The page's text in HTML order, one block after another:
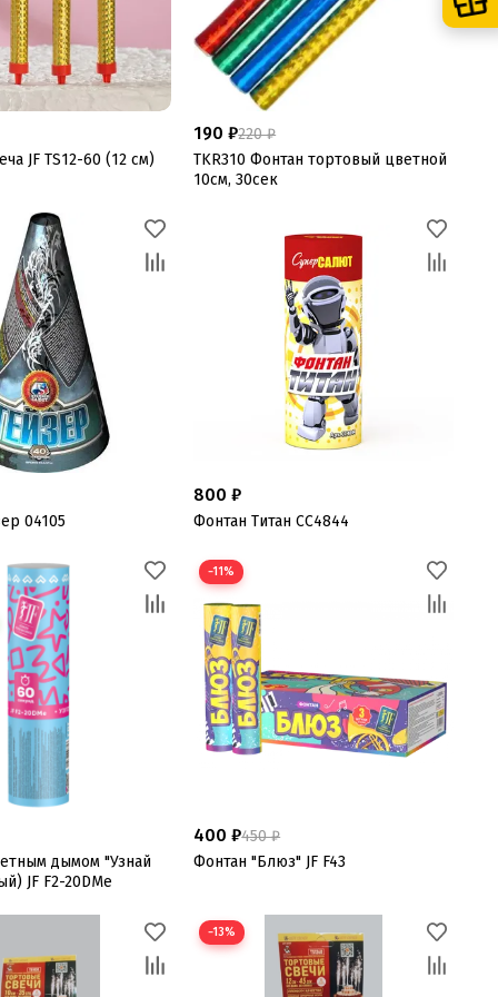
JF TS12-60 (12 см)
190 ₽220 ₽
TKR310 Фонтан тортовый цветной
10см, 30сек
04105
800 ₽
Фонтан Титан СС4844
дымом "Узнай
JF F2-20DMe
−11%
400 ₽450 ₽
Фонтан "Блюз" JF F43
−13%